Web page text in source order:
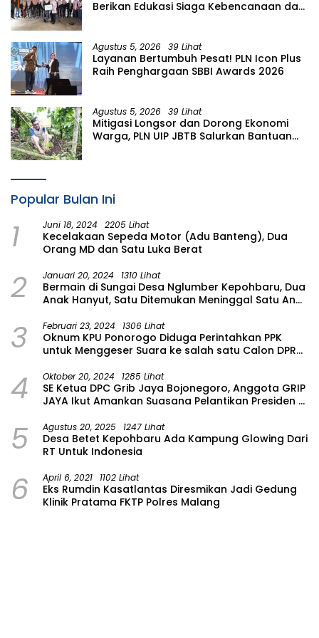
Berikan Edukasi Siaga Kebencanaan dan
Simacan Banyuwangi
Agustus 5, 2026 39 Lihat
Layanan Bertumbuh Pesat! PLN Icon Plus
Raih Penghargaan SBBI Awards 2026
Agustus 5, 2026 39 Lihat
Mitigasi Longsor dan Dorong Ekonomi
Warga, PLN UIP JBTB Salurkan Bantuan
Popular Bulan Ini
1 Juni 18, 2024 2205 Lihat
Kecelakaan Sepeda Motor (Adu Banteng), Dua
Orang MD dan Satu Luka Berat
2 Januari 20, 2024 1310 Lihat
Bermain di Sungai Desa Nglumber Kepohbaru, Dua
Anak Hanyut, Satu Ditemukan Meninggal Satu Anak
3 Februari 23, 2024 1306 Lihat
Oknum KPU Ponorogo Diduga Perintahkan PPK
untuk Menggeser Suara ke salah satu Calon DPRD
4 Oktober 20, 2024 1285 Lihat
SE Ketua DPC Grib Jaya Bojonegoro, Anggota GRIP
JAYA Ikut Amankan Suasana Pelantikan Presiden di
5 Agustus 20, 2025 1247 Lihat
Desa Betet Kepohbaru Ada Kampung Glowing Dari
RT Untuk Indonesia
6 April 6, 2021 1102 Lihat
Eks Rumdin Kasatlantas Diresmikan Jadi Gedung
Klinik Pratama FKTP Polres Malang